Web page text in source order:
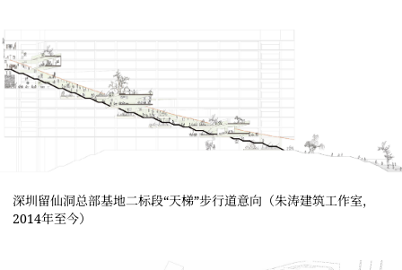
深圳留仙洞总部基地二标段“天梯”步行道意向（朱涛建筑工作室，
2014年至今）